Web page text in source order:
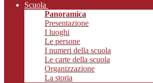
Scuola
Panoramica
Presentazione
I luoghi
Le persone
I numeri della scuola
Le carte della scuola
Organizzazione
La storia